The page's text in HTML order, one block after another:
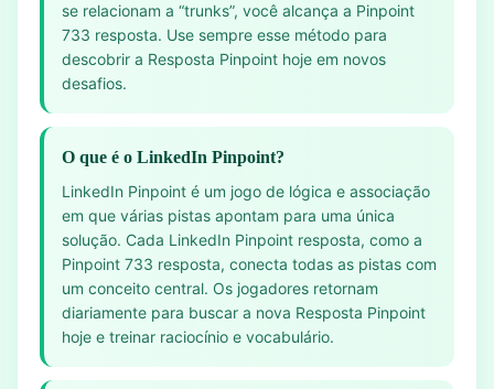
se relacionam a “trunks”, você alcança a Pinpoint
733 resposta. Use sempre esse método para
descobrir a Resposta Pinpoint hoje em novos
desafios.
O que é o LinkedIn Pinpoint?
LinkedIn Pinpoint é um jogo de lógica e associação
em que várias pistas apontam para uma única
solução. Cada LinkedIn Pinpoint resposta, como a
Pinpoint 733 resposta, conecta todas as pistas com
um conceito central. Os jogadores retornam
diariamente para buscar a nova Resposta Pinpoint
hoje e treinar raciocínio e vocabulário.